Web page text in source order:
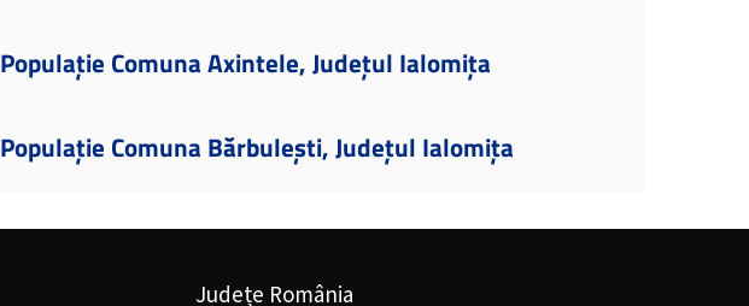
Populație Comuna Axintele, Județul Ialomița
Populație Comuna Bărbulești, Județul Ialomița
Județe România